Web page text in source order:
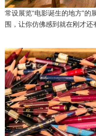
常设展览“电影诞生的地方”的
围，让你仿佛感到就在刚才还